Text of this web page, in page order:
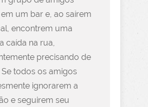
um bar e, ao saírem
encontrem uma
caída na rua,
precisando de
todos os amigos
ignorarem a
e seguirem seu